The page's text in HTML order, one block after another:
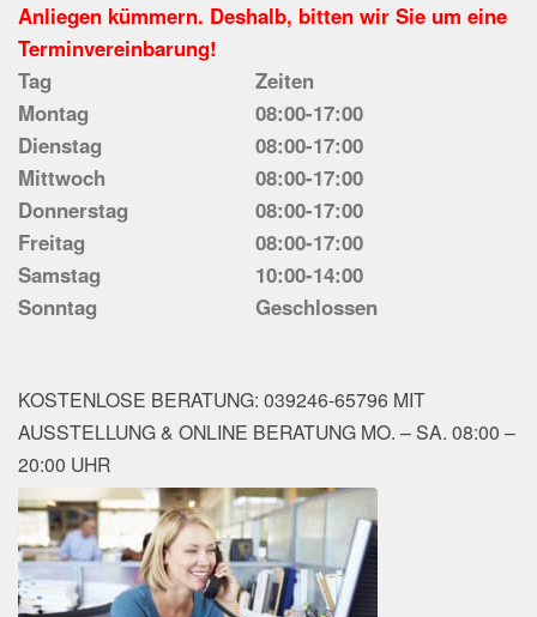
Anliegen kümmern. Deshalb, bitten wir Sie um eine
Terminvereinbarung!
Tag
Zeiten
Montag
08:00-17:00
Dienstag
08:00-17:00
Mittwoch
08:00-17:00
Donnerstag
08:00-17:00
Freitag
08:00-17:00
Samstag
10:00-14:00
Sonntag
Geschlossen
KOSTENLOSE BERATUNG: 039246-65796 MIT
AUSSTELLUNG & ONLINE BERATUNG MO. – SA. 08:00 –
20:00 UHR